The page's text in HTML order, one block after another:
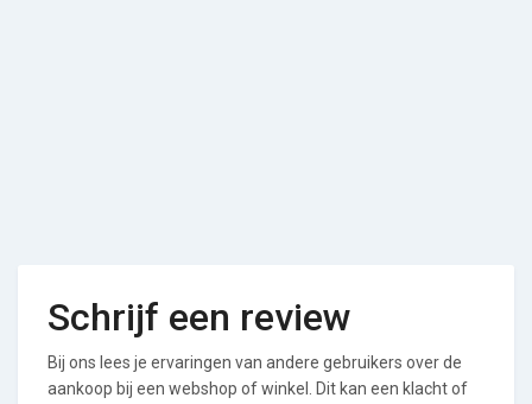
Schrijf een review
Bij ons lees je ervaringen van andere gebruikers over de
aankoop bij een webshop of winkel. Dit kan een klacht of